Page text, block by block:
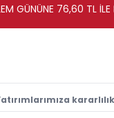
GÜNÜNE 76,60 TL